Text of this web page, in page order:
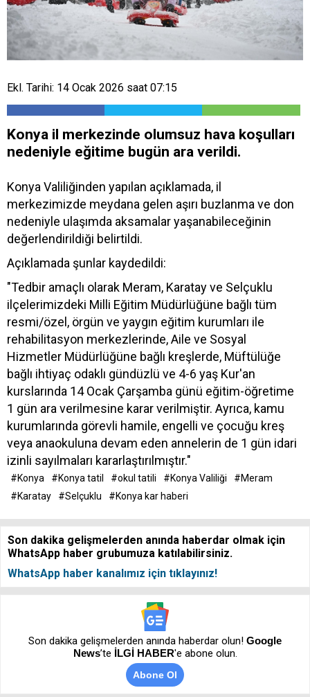
Ekl. Tarihi: 14 Ocak 2026 saat 07:15
Konya il merkezinde olumsuz hava koşulları
nedeniyle eğitime bugün ara verildi.
Konya Valiliğinden yapılan açıklamada, il
merkezimizde meydana gelen aşırı buzlanma ve don
nedeniyle ulaşımda aksamalar yaşanabileceğinin
değerlendirildiği belirtildi.
Açıklamada şunlar kaydedildi:
"Tedbir amaçlı olarak Meram, Karatay ve Selçuklu
ilçelerimizdeki Milli Eğitim Müdürlüğüne bağlı tüm
resmi/özel, örgün ve yaygın eğitim kurumları ile
rehabilitasyon merkezlerinde, Aile ve Sosyal
Hizmetler Müdürlüğüne bağlı kreşlerde, Müftülüğe
bağlı ihtiyaç odaklı gündüzlü ve 4-6 yaş Kur'an
kurslarında 14 Ocak Çarşamba günü eğitim-öğretime
1 gün ara verilmesine karar verilmiştir. Ayrıca, kamu
kurumlarında görevli hamile, engelli ve çocuğu kreş
veya anaokuluna devam eden annelerin de 1 gün idari
izinli sayılmaları kararlaştırılmıştır."
#Konya #Konya tatil #okul tatili #Konya Valiliği
#Meram
#Karatay
#Selçuklu #Konya kar haberi
Son dakika gelişmelerden anında haberdar olmak için
WhatsApp haber grubumuza katılabilirsiniz.
WhatsApp haber kanalımız için tıklayınız!
Son dakika gelişmelerden anında haberdar olun! Google
News’te İLGİ HABER'e abone olun.
Abone Ol